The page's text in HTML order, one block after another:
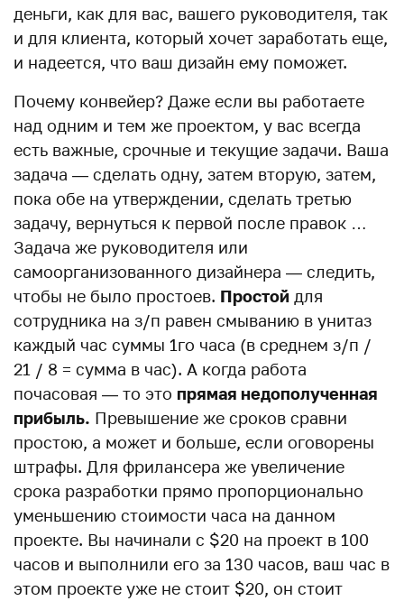
деньги, как для вас, вашего руководителя, так
и для клиента, который хочет заработать еще,
и надеется, что ваш дизайн ему поможет.
Почему конвейер? Даже если вы работаете
над одним и тем же проектом, у вас всегда
есть важные, срочные и текущие задачи. Ваша
задача — сделать одну, затем вторую, затем,
пока обе на утверждении, сделать третью
задачу, вернуться к первой после правок …
Задача же руководителя или
самоорганизованного дизайнера — следить,
чтобы не было простоев. Простой для
сотрудника на з/п равен смыванию в унитаз
каждый час суммы 1го часа (в среднем з/п /
21 / 8 = сумма в час). А когда работа
почасовая — то это прямая недополученная
прибыль. Превышение же сроков сравни
простою, а может и больше, если оговорены
штрафы. Для фрилансера же увеличение
срока разработки прямо пропорционально
уменьшению стоимости часа на данном
проекте. Вы начинали с $20 на проект в 100
часов и выполнили его за 130 часов, ваш час в
этом проекте уже не стоит $20, он стоит